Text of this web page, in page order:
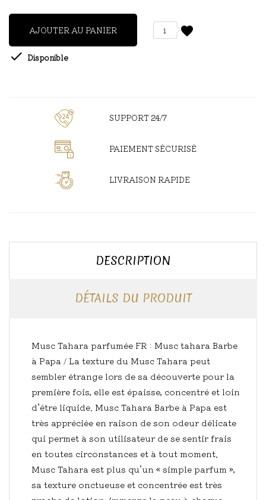
AJOUTER AU PANIER favorite
1
 Disponible
SUPPORT 24/7
PAIEMENT SÉCURISÉ
LIVRAISON RAPIDE
DESCRIPTION
DÉTAILS DU PRODUIT
Musc Tahara parfumée FR : Musc tahara Barbe
à Papa / La texture du Musc Tahara peut
sembler étrange lors de sa découverte pour la
première fois, elle est épaisse, concentré et loin
d’être liquide. Musc Tahara Barbe à Papa est
très appréciée en raison de son odeur délicate
qui permet à son utilisateur de se sentir frais
en toutes circonstances et à tout moment.
Musc Tahara est plus qu’un « simple parfum »,
sa texture onctueuse et concentrée est très